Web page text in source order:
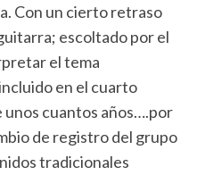
Con un cierto retraso
escoltado por el
el tema
en el cuarto
unos cuantos años….por
de registro del grupo
tradicionales